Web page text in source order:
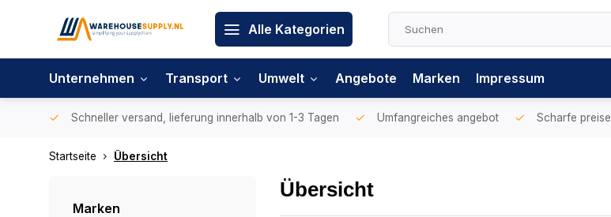
Alle Kategorien
Unternehmen Transport Umwelt Angebote Marken Impressum
Schneller versand, lieferung innerhalb von 1-3 Tagen Umfangreiches angebot Scharfe preise
Startseite Übersicht
Marken
Übersicht